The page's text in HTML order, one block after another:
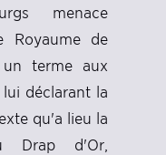
menace
Royaume de
terme aux
déclarant la
qu'a lieu la
Drap d'Or,